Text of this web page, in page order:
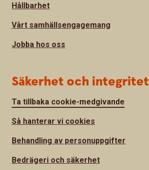
Hållbarhet
Vårt samhällsengagemang
Jobba hos oss
Säkerhet och integritet
Ta tillbaka cookie-medgivande
Så hanterar vi cookies
Behandling av personuppgifter
Bedrägeri och säkerhet